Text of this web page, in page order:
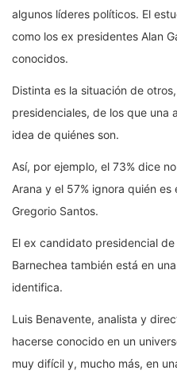
algunos líderes políticos. El
como los ex presidentes Alan
conocidos.
Distinta es la situación de
presidenciales, de los que una
idea de quiénes son.
Así, por ejemplo, el 73% dice
Arana y el 57% ignora quién
Gregorio Santos.
El ex candidato presidencial
Barnechea también está en
identifica.
Luis Benavente, analista y
hacerse conocido en un
muy difícil y, mucho más, en